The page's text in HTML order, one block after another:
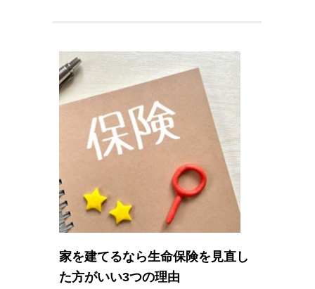
家を建てるなら生命保険を見直し
た方がいい3つの理由